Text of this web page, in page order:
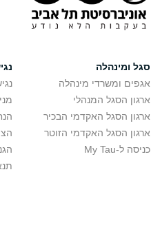
סגל ומינהלה
אגפים ומשרדי מינהלה
ארגון הסגל המנהלי
ארגון הסגל האקדמי הבכיר
ארגון הסגל האקדמי הזוטר
כניסה ל-My Tau